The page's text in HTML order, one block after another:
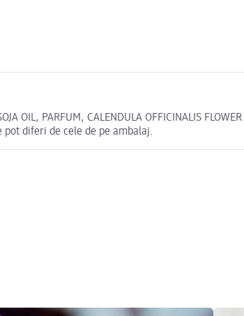
OIL, PARFUM, CALENDULA OFFICINALIS
pot diferi de cele de pe ambalaj.